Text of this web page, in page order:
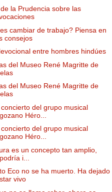
la Prudencia sobre las
cambiar de trabajo? Piensa en
consejos
entre hombres hindúes
del Museo René Magritte de
del Museo René Magritte de
del grupo musical
Héro...
del grupo musical
Héro...
es un concepto tan amplio,
i...
Eco no se ha muerto. Ha dejado
vivo